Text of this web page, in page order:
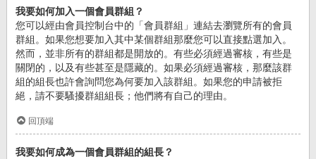
我要如何加入一個會員群組？
您可以經由會員控制台中的「會員群組」連結去瀏覽所有的會員
群組。如果您想要加入其中某個群組那麼您可以直接點選加入。
然而，並非所有的群組都是開放的。有些必須經過審核，有些是
關閉的，以及有些甚至是隱藏的。如果必須經過審核，那麼該群
組的組長也許會詢問您為何要加入該群組。如果您的申請被拒
絕，請不要騷擾群組組長；他們將有自己的理由。
回頂端
我要如何成為一個會員群組的組長？